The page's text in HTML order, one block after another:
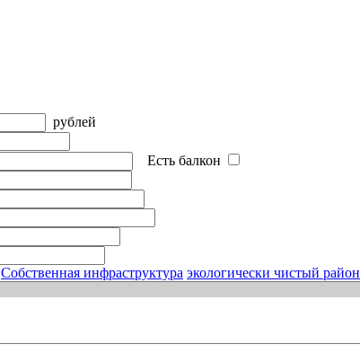
рублей
Есть балкон
Собственная инфраструктура экологически чистый район